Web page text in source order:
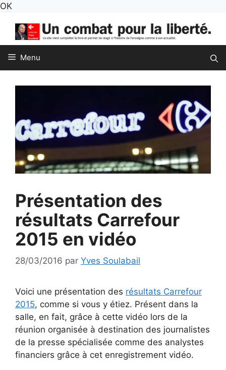
OKAller
contenu
Menu
Présentation des
résultats Carrefour
2015 en vidéo
28/03/2016 par Yves Soulabail
Voici une présentation des résultats Carrefour
2015, comme si vous y étiez. Présent dans la
salle, en fait, grâce à cette vidéo lors de la
réunion organisée à destination des journalistes
de la presse spécialisée comme des analystes
financiers grâce à cet enregistrement vidéo.